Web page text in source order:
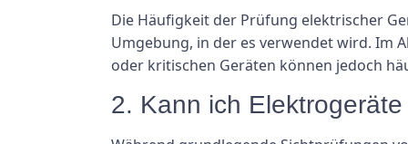
Die Häufigkeit der Prüfung elektrischer
Umgebung, in der es verwendet wird. Im
oder kritischen Geräten können jedoch
2. Kann ich